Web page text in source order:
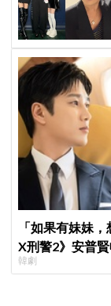
「如果有妹妹
X刑警2》安普
哥哥們都認證的
韓劇